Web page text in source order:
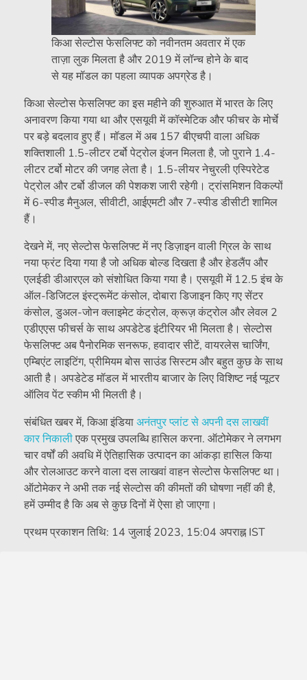
किआ सेल्टोस फेसलिफ्ट को नवीनतम अवतार में एक
ताज़ा लुक मिलता है और 2019 में लॉन्च होने के बाद
से यह मॉडल का पहला व्यापक अपग्रेड है।
किआ सेल्टोस फेसलिफ्ट का इस महीने की शुरुआत में भारत के लिए
अनावरण किया गया था और एसयूवी में कॉस्मेटिक और फीचर के मोर्चे
पर बड़े बदलाव हुए हैं। मॉडल में अब 157 बीएचपी वाला अधिक
शक्तिशाली 1.5-लीटर टर्बो पेट्रोल इंजन मिलता है, जो पुराने 1.4-
लीटर टर्बो मोटर की जगह लेता है। 1.5-लीयर नेचुरली एस्पिरेटेड
पेट्रोल और टर्बो डीजल की पेशकश जारी रहेगी। ट्रांसमिशन विकल्पों
में 6-स्पीड मैनुअल, सीवीटी, आईएमटी और 7-स्पीड डीसीटी शामिल
हैं।
देखने में, नए सेल्टोस फेसलिफ्ट में नए डिज़ाइन वाली ग्रिल के साथ
नया फ्रंट दिया गया है जो अधिक बोल्ड दिखता है और हेडलैंप और
एलईडी डीआरएल को संशोधित किया गया है। एसयूवी में 12.5 इंच के
ऑल-डिजिटल इंस्ट्रूमेंट कंसोल, दोबारा डिजाइन किए गए सेंटर
कंसोल, डुअल-जोन क्लाइमेट कंट्रोल, क्रूज़ कंट्रोल और लेवल 2
एडीएएस फीचर्स के साथ अपडेटेड इंटीरियर भी मिलता है। सेल्टोस
फेसलिफ्ट अब पैनोरमिक सनरूफ, हवादार सीटें, वायरलेस चार्जिंग,
एम्बिएंट लाइटिंग, प्रीमियम बोस साउंड सिस्टम और बहुत कुछ के साथ
आती है। अपडेटेड मॉडल में भारतीय बाजार के लिए विशिष्ट नई प्यूटर
ऑलिव पेंट स्कीम भी मिलती है।
संबंधित खबर में, किआ इंडियाअनंतपुर प्लांट से अपनी दस लाखवीं
कार निकालीएक प्रमुख उपलब्धि हासिल करना. ऑटोमेकर ने लगभग
चार वर्षों की अवधि में ऐतिहासिक उत्पादन का आंकड़ा हासिल किया
और रोलआउट करने वाला दस लाखवां वाहन सेल्टोस फेसलिफ्ट था।
ऑटोमेकर ने अभी तक नई सेल्टोस की कीमतों की घोषणा नहीं की है,
हमें उम्मीद है कि अब से कुछ दिनों में ऐसा हो जाएगा।
प्रथम प्रकाशन तिथि: 14 जुलाई 2023, 15:04 अपराह्न IST